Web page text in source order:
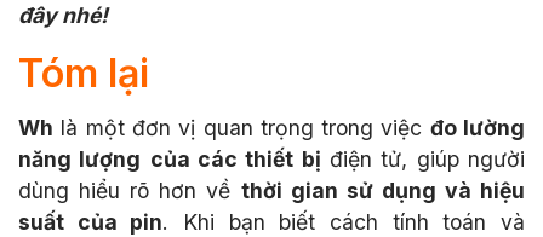
đây nhé!
Tóm lại
Wh là một đơn vị quan trọng trong việc đo lường
năng lượng của các thiết bị điện tử, giúp người
dùng hiểu rõ hơn về thời gian sử dụng và hiệu
suất của pin. Khi bạn biết cách tính toán và